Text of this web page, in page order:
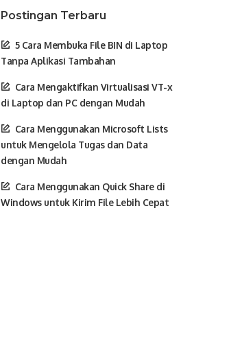
Postingan Terbaru
5 Cara Membuka File BIN di Laptop
Tanpa Aplikasi Tambahan
Cara Mengaktifkan Virtualisasi VT-x
di Laptop dan PC dengan Mudah
Cara Menggunakan Microsoft Lists
untuk Mengelola Tugas dan Data
dengan Mudah
Cara Menggunakan Quick Share di
Windows untuk Kirim File Lebih Cepat